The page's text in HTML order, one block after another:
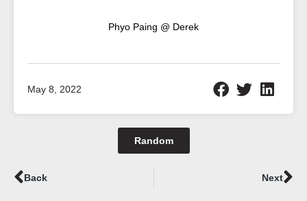
Phyo Paing @ Derek
May 8, 2022
Random
Prev
Back Next